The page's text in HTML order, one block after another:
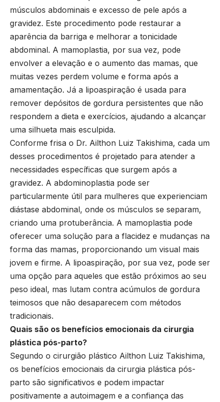
músculos abdominais e excesso de pele após a
gravidez. Este procedimento pode restaurar a
aparência da barriga e melhorar a tonicidade
abdominal. A mamoplastia, por sua vez, pode
envolver a elevação e o aumento das mamas, que
muitas vezes perdem volume e forma após a
amamentação. Já a lipoaspiração é usada para
remover depósitos de gordura persistentes que não
respondem a dieta e exercícios, ajudando a alcançar
uma silhueta mais esculpida.
Conforme frisa o Dr. Ailthon Luiz Takishima, cada um
desses procedimentos é projetado para atender a
necessidades específicas que surgem após a
gravidez. A abdominoplastia pode ser
particularmente útil para mulheres que experienciam
diástase abdominal, onde os músculos se separam,
criando uma protuberância. A mamoplastia pode
oferecer uma solução para a flacidez e mudanças na
forma das mamas, proporcionando um visual mais
jovem e firme. A lipoaspiração, por sua vez, pode ser
uma opção para aqueles que estão próximos ao seu
peso ideal, mas lutam contra acúmulos de gordura
teimosos que não desaparecem com métodos
tradicionais.
Quais são os benefícios emocionais da cirurgia
plástica pós-parto?
Segundo o cirurgião plástico Ailthon Luiz Takishima,
os benefícios emocionais da cirurgia plástica pós-
parto são significativos e podem impactar
positivamente a autoimagem e a confiança das